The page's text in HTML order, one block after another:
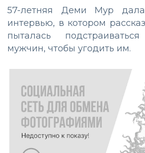
57-летняя Деми Мур дала
интервью, в котором
пыталась
мужчин, чтобы угодить им.